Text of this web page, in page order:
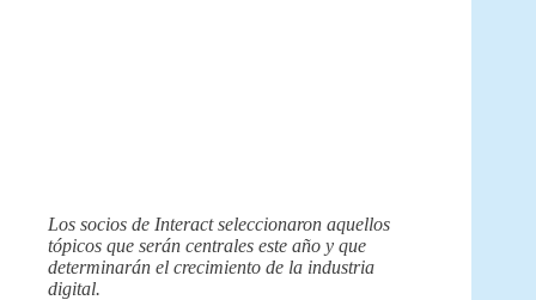
Los socios de Interact seleccionaron aquellos
tópicos que serán centrales este año y que
determinarán el crecimiento de la industria
digital.